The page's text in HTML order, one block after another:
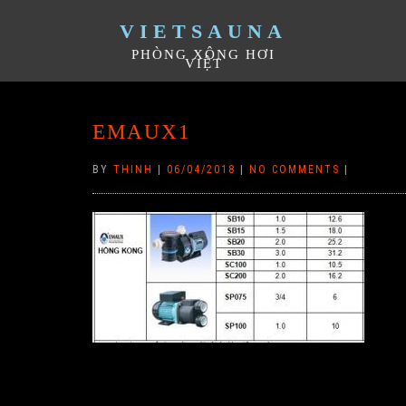
VIETSAUNA
PHÒNG XÔNG HƠI
VIỆT
EMAUX1
BY THINH 06/04/2018 NO COMMENTS